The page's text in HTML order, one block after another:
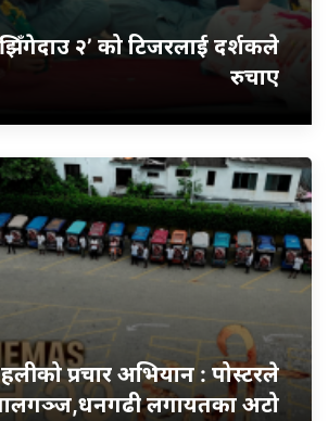
२’ को टिजरलाई दर्शकले
रुचाए
हलीको प्रचार अभियान : पोस्टरले
लगायतका अटो